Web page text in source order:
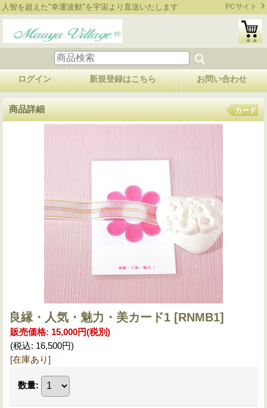
人智を超えた"幸運波動"を宇宙より直送いたします PCサイト
ログイン 新規登録はこちら お問い合わせ
商品詳細 カード
良縁・人気・魅力・美カード1 [RNMB1]
販売価格: 15,000円(税別)
(税込: 16,500円)
[在庫あり]
数量: